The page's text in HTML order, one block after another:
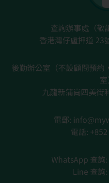
查詢辦事處（敬
香港灣仔盧押道 23
後勤辦公室（不設顧問預約
九龍新蒲崗四美街
電郵:
電話:
WhatsApp 查詢:
Line 查詢: